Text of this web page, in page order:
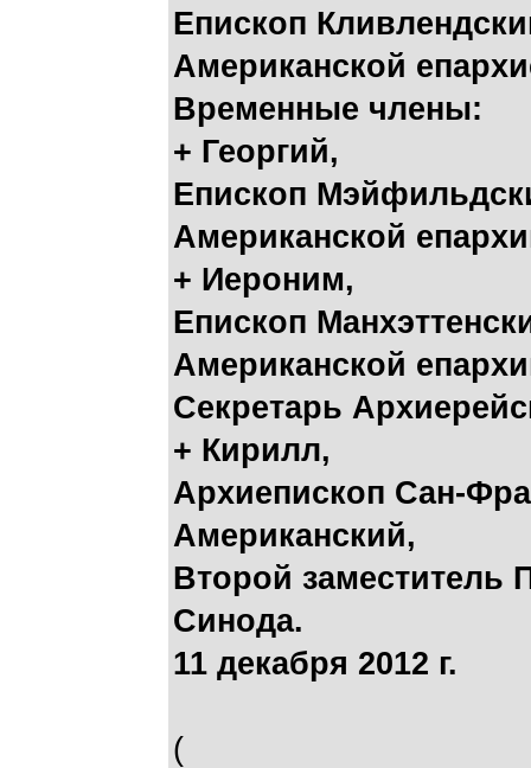
Епископ
Американской
Временные члены:
+ Георгий,
Епископ
Американской
+ Иероним,
Епископ
Американской
Секретарь
+ Кирилл,
Архиепископ Сан-
Американский,
Второй заместитель
Синода.
11 декабря 2012 г.
(